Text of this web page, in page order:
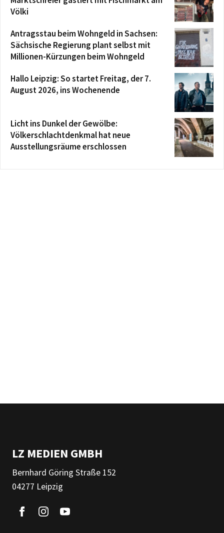
Völki
Antragsstau beim Wohngeld in Sachsen:
Sächsische Regierung plant selbst mit
Millionen-Kürzungen beim Wohngeld
Hallo Leipzig: So startet Freitag, der 7.
August 2026, ins Wochenende
Licht ins Dunkel der Gewölbe:
Völkerschlachtdenkmal hat neue
Ausstellungsräume erschlossen
LZ MEDIEN GMBH
Bernhard Göring Straße 152
04277 Leipzig